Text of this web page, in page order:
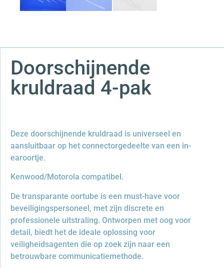
Doorschijnende
kruldraad 4-pak
Deze doorschijnende kruldraad is universeel en
aansluitbaar op het connectorgedeelte van een in-
earoortje.
Kenwood/Motorola compatibel.
De transparante oortube is een must-have voor
beveiligingspersoneel, met zijn discrete en
professionele uitstraling. Ontworpen met oog voor
detail, biedt het de ideale oplossing voor
veiligheidsagenten die op zoek zijn naar een
betrouwbare communicatiemethode.